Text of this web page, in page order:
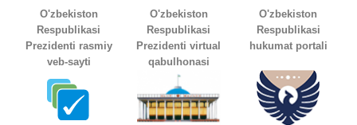
O'zbekiston
Respublikasi
Prezidenti rasmiy
veb-sayti
O'zbekiston
Respublikasi
Prezidenti virtual
qabulhonasi
O'zbekiston
Respublikasi
hukumat portali